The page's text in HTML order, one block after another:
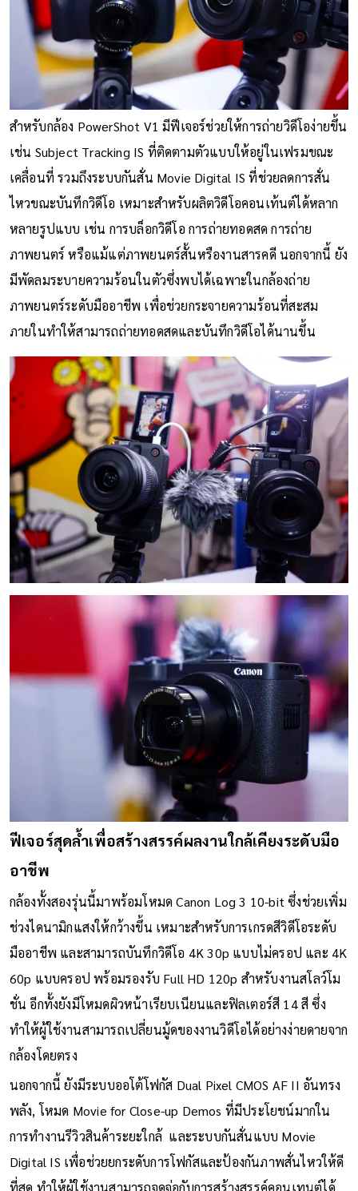
สำหรับกล้อง PowerShot V1 มีฟีเจอร์ช่วยให้การถ่ายวิดีโอง่ายขึ้น
เช่น Subject Tracking IS ที่ติดตามตัวแบบให้อยู่ในเฟรมขณะ
เคลื่อนที่ รวมถึงระบบกันสั่น Movie Digital IS ที่ช่วยลดการสั่น
ไหวขณะบันทึกวิดีโอ เหมาะสำหรับผลิตวิดีโอคอนเท้นต์ได้หลาก
หลายรูปแบบ เช่น การบล็อกวิดีโอ การถ่ายทอดสด การถ่าย
ภาพยนตร์ หรือแม้แต่ภาพยนตร์สั้นหรืองานสารคดี นอกจากนี้ ยัง
มีพัดลมระบายความร้อนในตัวซึ่งพบได้เฉพาะในกล้องถ่าย
ภาพยนตร์ระดับมืออาชีพ เพื่อช่วยกระจายความร้อนที่สะสม
ภายในทำให้สามารถถ่ายทอดสดและบันทึกวิดีโอได้นานขึ้น
ฟีเจอร์สุดล้ำเพื่อสร้างสรรค์ผลงานใกล้เคียงระดับมือ
อาชีพ
กล้องทั้งสองรุ่นนี้มาพร้อมโหมด Canon Log 3 10-bit ซึ่งช่วยเพิ่ม
ช่วงไดนามิกแสงให้กว้างขึ้น เหมาะสำหรับการเกรดสีวิดีโอระดับ
มืออาชีพ และสามารถบันทึกวิดีโอ 4K 30p แบบไม่ครอป และ 4K
60p แบบครอป พร้อมรองรับ Full HD 120p สำหรับงานสโลว์โม
ชั่น อีกทั้งยังมีโหมดผิวหน้าเรียบเนียนและฟิลเตอร์สี 14 สี ซึ่ง
ทำให้ผู้ใช้งานสามารถเปลี่ยนมู้ดของงานวิดีโอได้อย่างง่ายดายจาก
กล้องโดยตรง
นอกจากนี้ ยังมีระบบออโต้โฟกัส Dual Pixel CMOS AF II อันทรง
พลัง, โหมด Movie for Close-up Demos ที่มีประโยชน์มากใน
การทำงานรีวิวสินค้าระยะใกล้ และระบบกันสั่นแบบ Movie
Digital IS เพื่อช่วยยกระดับการโฟกัสและป้องกันภาพสั่นไหวให้ดี
ที่สุด ทำให้ผู้ใช้งานสามารถจดจ่อกับการสร้างสรรค์คอนเทนต์ได้